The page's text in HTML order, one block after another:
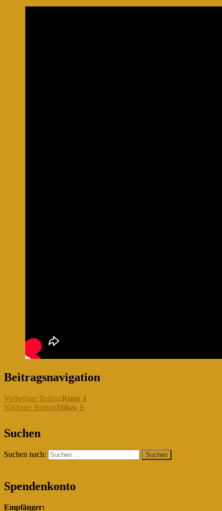
Beitragsnavigation
Vorheriger BeitragRune J
Nächster BeitragMilow S
"Gemeinsam für die Hunde in
Rumänien!"
Suchen
Suchen nach:
Spendenkonto
Empfänger: